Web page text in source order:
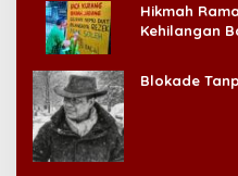
Hikmah
Kehilangan
Blokade